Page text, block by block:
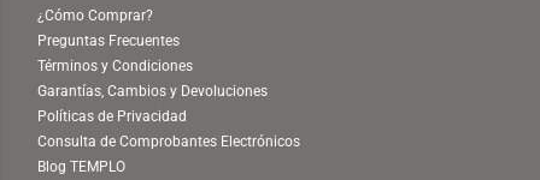
¿Cómo Comprar?
Preguntas Frecuentes
Términos y Condiciones
Garantías, Cambios y Devoluciones
Políticas de Privacidad
Consulta de Comprobantes Electrónicos
Blog TEMPLO